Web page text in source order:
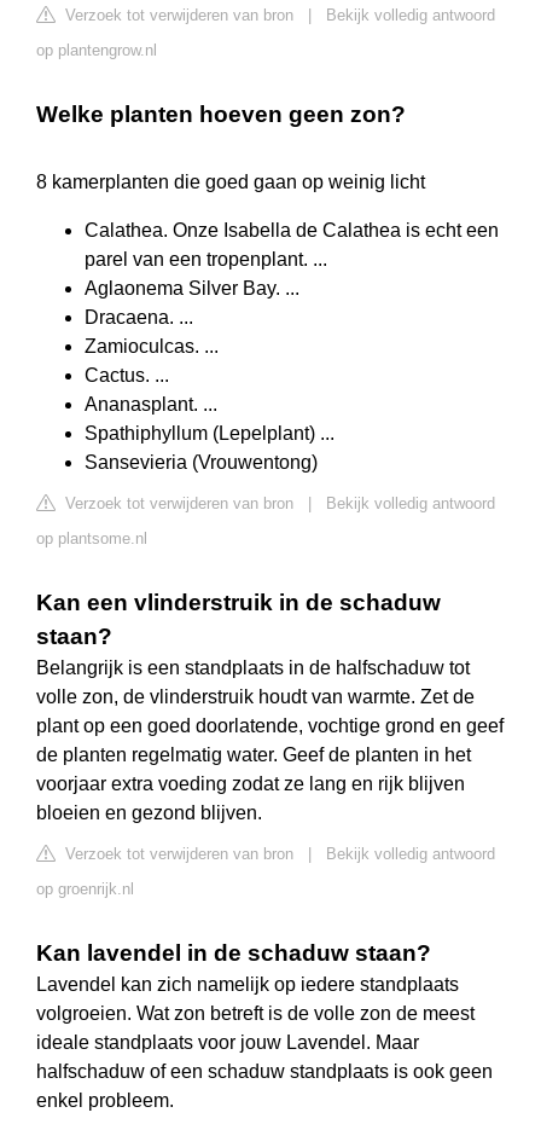
Verzoek tot verwijderen van bron
Bekijk volledig antwoord
op plantengrow.nl
Welke planten hoeven geen zon?
8 kamerplanten die goed gaan op weinig licht
Calathea. Onze Isabella de Calathea is echt een
parel van een tropenplant. ...
Aglaonema Silver Bay. ...
Dracaena. ...
Zamioculcas. ...
Cactus. ...
Ananasplant. ...
Spathiphyllum (Lepelplant) ...
Sansevieria (Vrouwentong)
Verzoek tot verwijderen van bron
Bekijk volledig antwoord
op plantsome.nl
Kan een vlinderstruik in de schaduw
staan?
Belangrijk is een standplaats in de halfschaduw tot
volle zon, de vlinderstruik houdt van warmte. Zet de
plant op een goed doorlatende, vochtige grond en geef
de planten regelmatig water. Geef de planten in het
voorjaar extra voeding zodat ze lang en rijk blijven
bloeien en gezond blijven.
Verzoek tot verwijderen van bron
Bekijk volledig antwoord
op groenrijk.nl
Kan lavendel in de schaduw staan?
Lavendel kan zich namelijk op iedere standplaats
volgroeien. Wat zon betreft is de volle zon de meest
ideale standplaats voor jouw Lavendel. Maar
halfschaduw of een schaduw standplaats is ook geen
enkel probleem.